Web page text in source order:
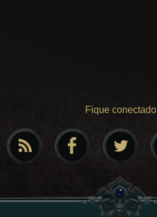
Fique conectado